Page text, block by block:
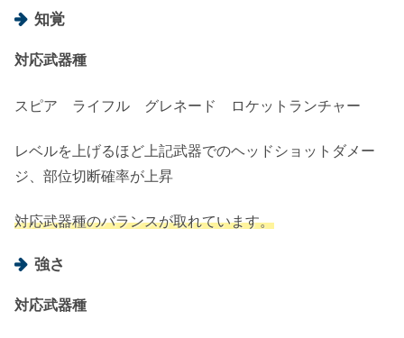
知覚
対応武器種
スピア ライフル グレネード ロケットランチャー
レベルを上げるほど上記武器でのヘッドショットダメー
ジ、部位切断確率が上昇
対応武器種のバランスが取れています。
強さ
対応武器種